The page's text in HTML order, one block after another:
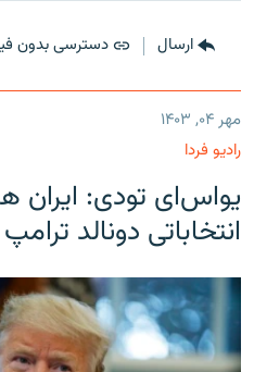
ارسال دسترسی بدون
مهر ۰۴, ۱۴۰۳
رادیو فردا
یو‌اس‌ای تودی: ایران
انتخاباتی دونالد